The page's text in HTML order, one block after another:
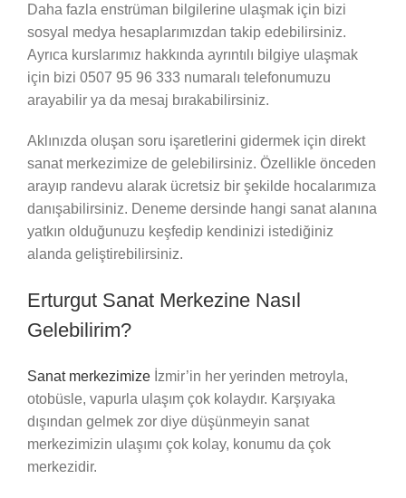
Daha fazla enstrüman bilgilerine ulaşmak için bizi
sosyal medya hesaplarımızdan takip edebilirsiniz.
Ayrıca kurslarımız hakkında ayrıntılı bilgiye ulaşmak
için bizi 0507 95 96 333 numaralı telefonumuzu
arayabilir ya da mesaj bırakabilirsiniz.
Aklınızda oluşan soru işaretlerini gidermek için direkt
sanat merkezimize de gelebilirsiniz. Özellikle önceden
arayıp randevu alarak ücretsiz bir şekilde hocalarımıza
danışabilirsiniz. Deneme dersinde hangi sanat alanına
yatkın olduğunuzu keşfedip kendinizi istediğiniz
alanda geliştirebilirsiniz.
Erturgut Sanat Merkezine Nasıl
Gelebilirim?
Sanat merkezimizeİzmir’in her yerinden metroyla,
otobüsle, vapurla ulaşım çok kolaydır. Karşıyaka
dışından gelmek zor diye düşünmeyin sanat
merkezimizin ulaşımı çok kolay, konumu da çok
merkezidir.